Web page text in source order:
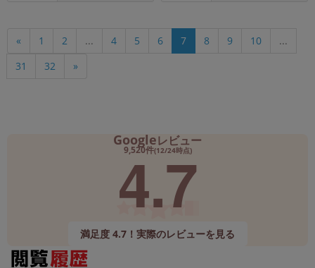
« 1 2 ... 4 5 6 7 8 9 10
...
31
32 »
Googleレビュー
9,520件(12/24時点)
4.7
満足度 4.7！実際のレビューを見る